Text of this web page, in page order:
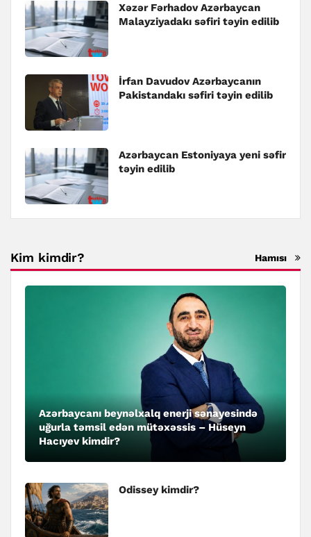
Xəzər Fərhadov Azərbaycan
Malayziyadakı səfiri təyin edilib
İrfan Davudov Azərbaycanın
Pakistandakı səfiri təyin edilib
Azərbaycan Estoniyaya yeni səfir
təyin edilib
Kim kimdir? Hamısı
Azərbaycanı beynəlxalq enerji sənayesində
uğurla təmsil edən mütəxəssis – Hüseyn
Hacıyev kimdir?
Odissey kimdir?